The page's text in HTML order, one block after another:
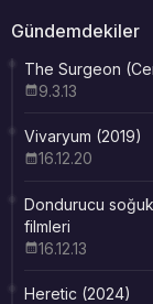
Gündemdekiler
The Surgeon
9.3.13
Vivaryum (2019)
16.12.20
Dondurucu
filmleri
16.12.13
Heretic (2024)